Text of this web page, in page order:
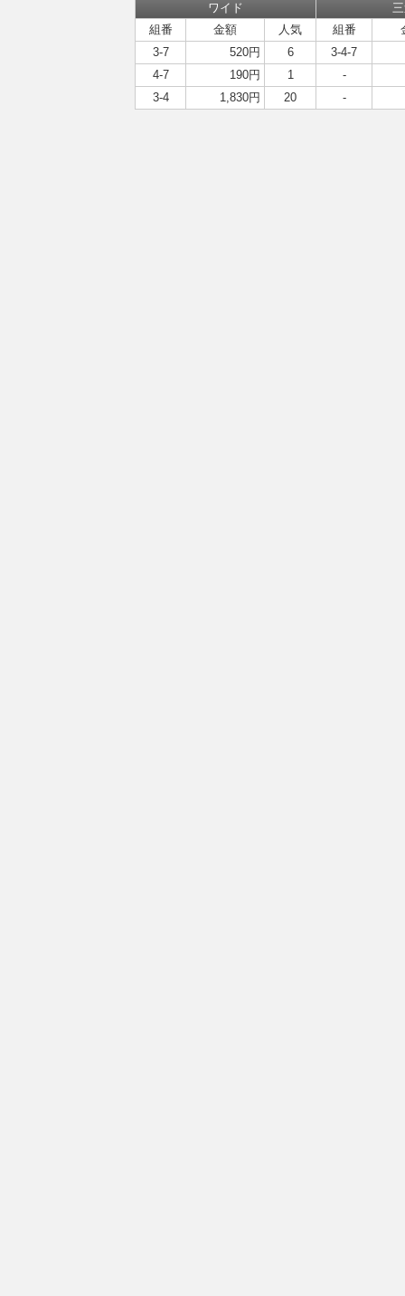
ワイド
組番
金額 人気 組番
3-7
520円 6
3-4-7
4-7
190円 1
-
3-4
1,830円 20 -